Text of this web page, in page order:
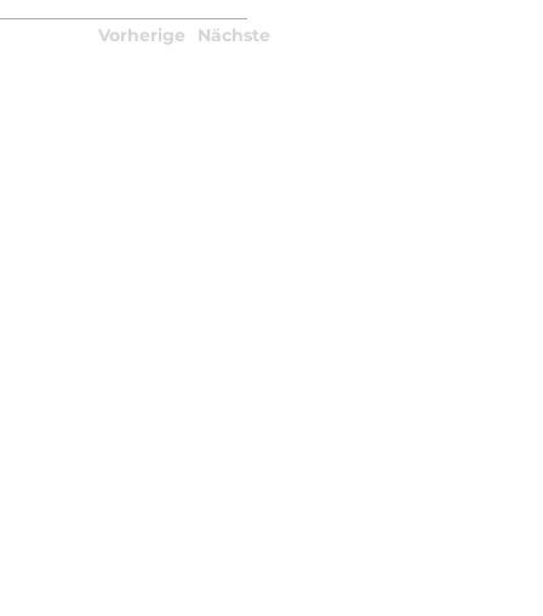
Vorherige Nächste